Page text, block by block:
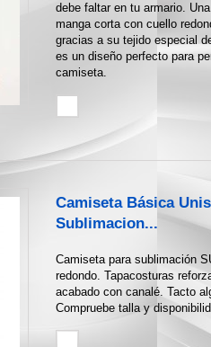
debe faltar en tu armario.
manga corta con cuello
gracias a su tejido especial
es un diseño perfecto para
camiseta.
Camiseta Básica
Sublimacion...
Camiseta para sublimación
redondo. Tapacosturas
acabado con canalé. Tacto
Compruebe talla y